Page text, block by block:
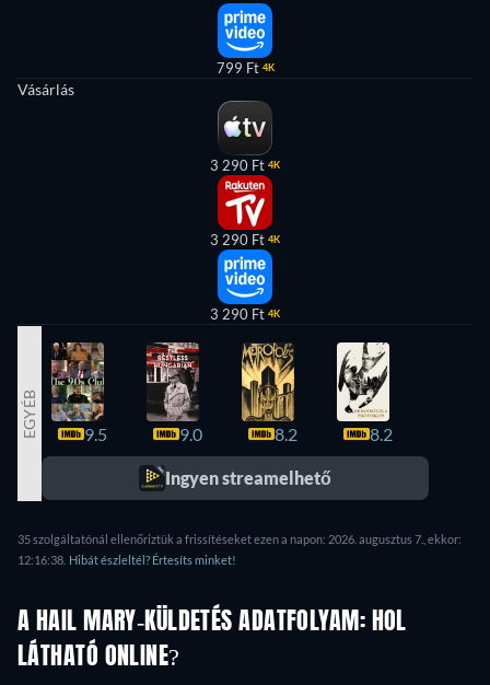
799 Ft 4K
Vásárlás
3 290 Ft 4K
3 290 Ft 4K
3 290 Ft 4K
EGYÉB 9.5 9.0 8.2 8.2
Ingyen streamelhető
35 szolgáltatónál ellenőriztük a frissítéseket ezen a napon: 2026. augusztus 7., ekkor:
12:16:38. Hibát észleltél? Értesíts minket!
A HAIL MARY-KÜLDETÉS ADATFOLYAM: HOL
LÁTHATÓ ONLINE?